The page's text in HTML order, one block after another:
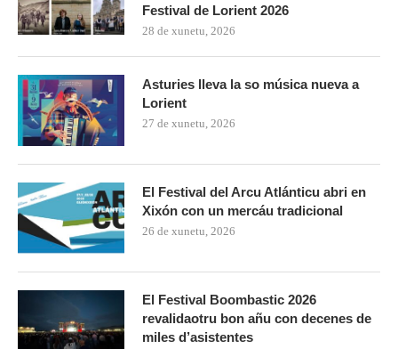
Festival de Lorient 2026
28 de xunetu, 2026
Asturies lleva la so música nueva a
Lorient
27 de xunetu, 2026
El Festival del Arcu Atlánticu abri en
Xixón con un mercáu tradicional
26 de xunetu, 2026
El Festival Boombastic 2026
revalidaotru bon añu con decenes de
miles d’asistentes